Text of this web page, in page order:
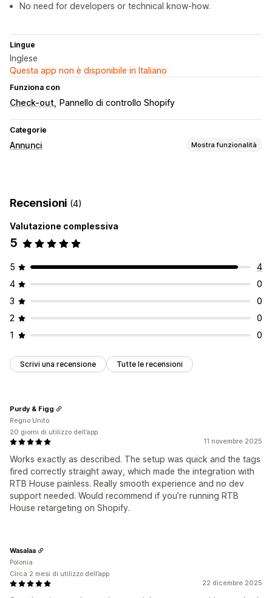
No need for developers or technical know-how.
Lingue
Inglese
Questa app non è disponibile in Italiano
Funziona con
Check-out Pannello di controllo Shopify
Categorie
Annunci Mostra funzionalità
Campagne automatizzate
Analisi delle performance
Monitoraggio delle conversioni
Recensioni (4)
Valutazione complessiva
5
5
4
4
0
3
0
2
0
1
0
Scrivi una recensione Tutte le recensioni
11 novembre 2025
Works exactly as described. The setup was quick and the tags
fired correctly straight away, which made the integration with
RTB House painless. Really smooth experience and no dev
support needed. Would recommend if you’re running RTB
House retargeting on Shopify.
Purdy & Figg
Regno Unito
20 giorni di utilizzo dell’app
22 dicembre 2025
Wasalaa
Polonia
Circa 2 mesi di utilizzo dell’app